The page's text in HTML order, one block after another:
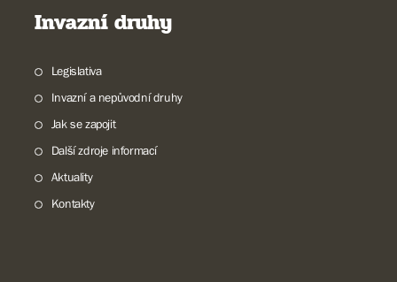
Invazní druhy
Legislativa
Invazní a nepůvodní druhy
Jak se zapojit
Další zdroje informací
Aktuality
Kontakty